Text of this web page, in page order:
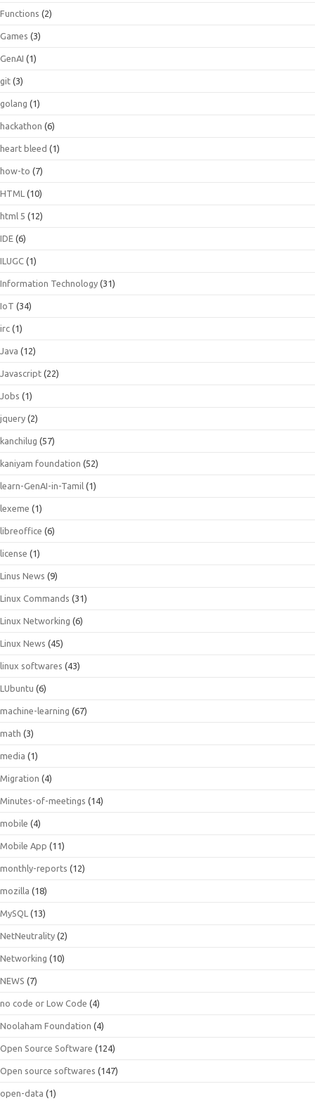
Functions (2)
Games (3)
GenAI (1)
git (3)
golang (1)
hackathon (6)
heart bleed (1)
how-to (7)
HTML (10)
html 5 (12)
IDE (6)
ILUGC (1)
Information Technology (31)
IoT (34)
irc (1)
Java (12)
Javascript (22)
Jobs (1)
jquery (2)
kanchilug (57)
kaniyam foundation (52)
learn-GenAI-in-Tamil (1)
lexeme (1)
libreoffice (6)
license (1)
Linus News (9)
Linux Commands (31)
Linux Networking (6)
Linux News (45)
linux softwares (43)
LUbuntu (6)
machine-learning (67)
math (3)
media (1)
Migration (4)
Minutes-of-meetings (14)
mobile (4)
Mobile App (11)
monthly-reports (12)
mozilla (18)
MySQL (13)
NetNeutrality (2)
Networking (10)
NEWS (7)
no code or Low Code (4)
Noolaham Foundation (4)
Open Source Software (124)
Open source softwares (147)
open-data (1)